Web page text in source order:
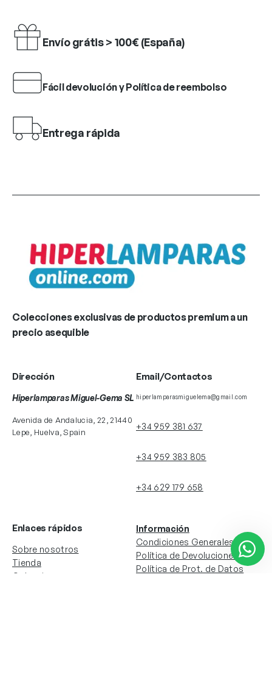
Envío grátis > 100€ (España)
Fácil devolución y Política de reembolso
Entrega rápida
Colecciones exclusivas de productos premium a un
precio asequible
Dirección
Hiperlamparas Miguel-Gema SL
Avenida de Andalucia, 22, 21440
Lepe, Huelva, Spain
Email/Contactos
hiperlamparasmiguelema@gmail.com
+34 959 381 637
+34 959 383 805
+34 629 179 658
Enlaces rápidos
Sobre nosotros
Tienda
Colecciones
Información
Condiciones Generales
Política de Devoluciones
Política de Prot. de Datos